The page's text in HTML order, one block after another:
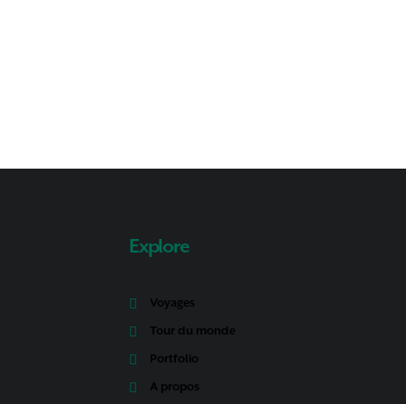
Explore
Voyages
Tour du monde
Portfolio
A propos